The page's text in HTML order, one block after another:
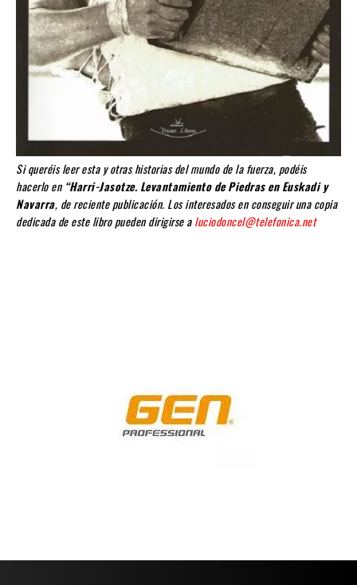
Si queréis leer esta y otras historias del mundo de la fuerza, podéis
hacerlo en “Harri-Jasotze. Levantamiento de Piedras en Euskadi y
Navarra, de reciente publicación. Los interesados en conseguir una copia
dedicada de este libro pueden dirigirse aluciodoncel@telefonica.net